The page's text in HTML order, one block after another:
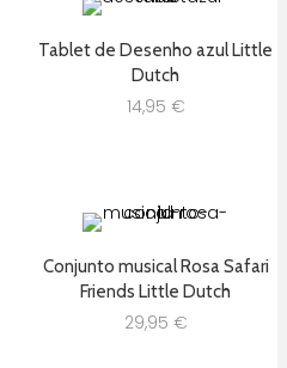
Tablet de Desenho azul Little
Dutch
14,95 €
Conjunto musical Rosa Safari
Friends Little Dutch
29,95 €